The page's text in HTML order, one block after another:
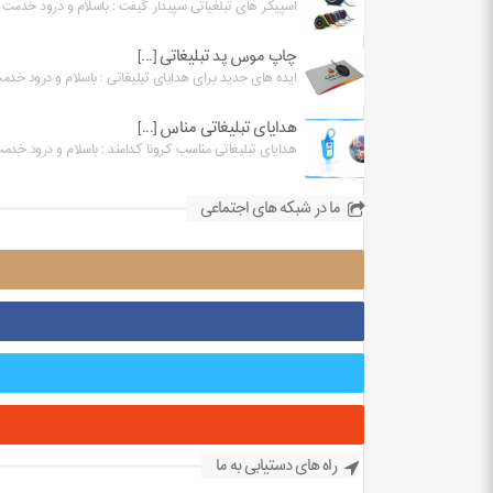
اسپیکر های تبلغیاتی سپیدار گیفت : باسلام و درود خدمت
چاپ موس پد تبلیغاتی [...]
ایده های جدید برای هدایای تبلیغاتی : باسلام و درود
هدایای تبلیغاتی مناس [...]
هدایای تبلیغاتی مناسب کرونا کدامند : باسلام و درود
ما در شبکه های اجتماعی
راه های دستیابی به ما